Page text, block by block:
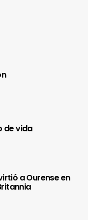
de vida
a Ourense en